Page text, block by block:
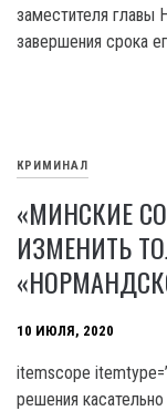
заместителя главы
завершения срока
КРИМИНАЛ
«МИНСКИЕ
ИЗМЕНИТЬ
10 ИЮЛЯ, 2020
itemscope
решения